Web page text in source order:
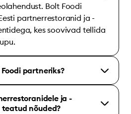
Bolt Foodi
partnerrestoranid ja -
kes soovivad tellida
partneriks?
ja -
nõuded?